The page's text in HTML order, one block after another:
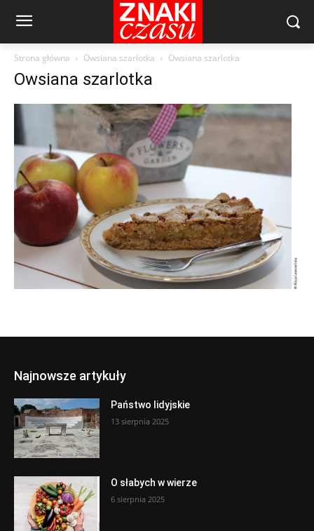
Strona główna Owsiana szarlotka Owsiana szarlotka
Owsiana szarlotka
Najnowsze artykuły
Państwo lidyjskie
13 sierpnia 2025
O słabych w wierze
6 sierpnia 2025